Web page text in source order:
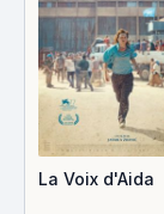
La Voix d'Aida